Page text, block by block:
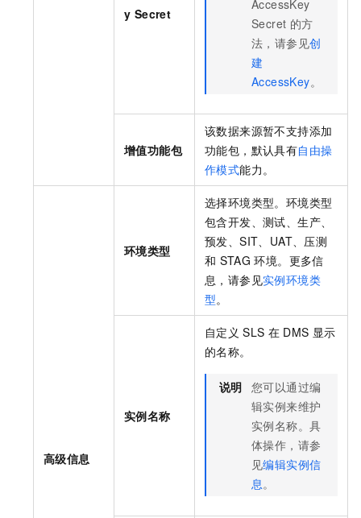
y Secret
AccessKey
Secret 的方
法，请参见创
建
AccessKey。
增值功能包
该数据来源暂不支持添加
功能包，默认具有自由操
作模式能力。
高级信息
环境类型
选择环境类型。环境类型
包含开发、测试、生产、
预发、SIT、UAT、压测
和 STAG 环境。更多信
息，请参见实例环境类
型。
实例名称
自定义 SLS 在 DMS 显示
的名称。
说明 您可以通过编
辑实例来维护
实例名称。具
体操作，请参
见编辑实例信
息。